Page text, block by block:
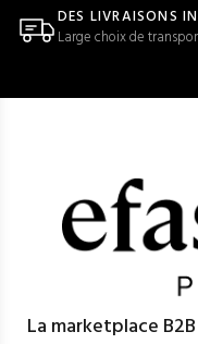
DES LIVRAISONS
Large choix de
La marketplace